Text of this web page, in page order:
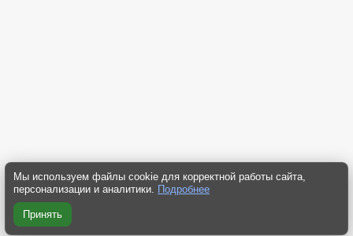
Мы используем файлы cookie для корректной работы сайта,
персонализации и аналитики. Подробнее
Принять